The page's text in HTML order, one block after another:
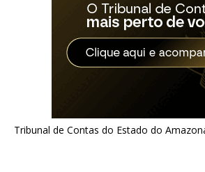
Tribunal de Contas do Estado do